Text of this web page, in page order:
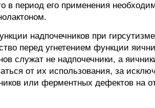
в период его применения
надпочечников при
перед угнетением функции
служат не надпочечники, а
от их использования, за
или ферментных дефектов на